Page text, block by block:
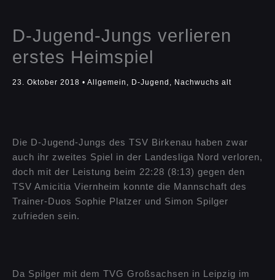
D-Jugend-Jungs verlieren
erstes Heimspiel
23. Oktober 2018 • Allgemein , D-Jugend , Nachwuchs alt
Die D-Jugend-Jungs des TSV Birkenau haben zwar
auch ihr zweites Spiel in der Landesliga Nord verloren,
doch mit der Leistung beim 22:28 (8:13) gegen den
TSV Amicitia Viernheim konnte die Mannschaft des
Trainer-Duos Sophie Platzer und Simon Spilger
zufrieden sein.
Da Spilger mit dem TVG Großsachsen in Leipzig im